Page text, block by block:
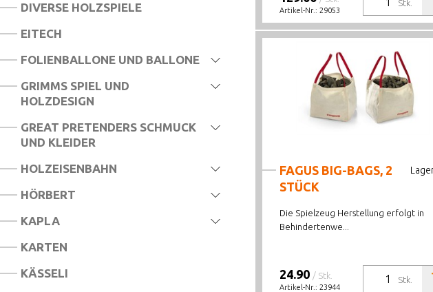
DIVERSE HOLZSPIELE
EITECH
FOLIENBALLONE UND BALLONE
GRIMMS SPIEL UND
HOLZDESIGN
GREAT PRETENDERS SCHMUCK
UND KLEIDER
HOLZEISENBAHN
HÖRBERT
KAPLA
KARTEN
KÄSSELI
Stk.
Artikel-Nr.: 29053
FAGUS BIG-BAGS, 2
STÜCK
Die Spielzeug Herstellung erfolgt in
Behindertenwe...
Stk.
24.90 / Stk.
Artikel-Nr.: 23944